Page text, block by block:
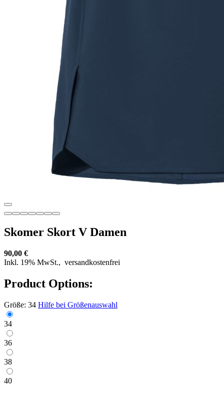
Skomer Skort V Damen
90,00 €
Inkl. 19% MwSt., versandkostenfrei
Product Options:
Größe: 34 Hilfe bei Größenauswahl
34
36
38
40